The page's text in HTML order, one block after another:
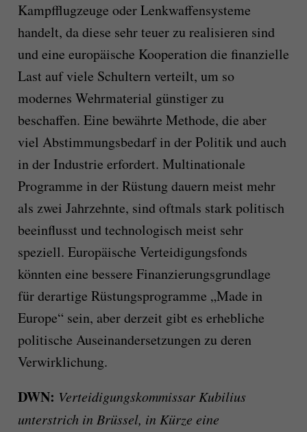
Kampfflugzeuge oder Lenkwaffensysteme
handelt, da diese sehr teuer zu realisieren sind
und eine europäische Kooperation die finanzielle
Last auf viele Schultern verteilt, um so
modernes Wehrmaterial günstiger zu
beschaffen. Eine bewährte Methode, die aber
viel Abstimmungsbedarf in der Politik und auch
in der Industrie erfordert. Multinationale
Programme in der Rüstung dauern meist mehr
als zwei Jahrzehnte, sind oftmals stark politisch
beeinflusst und technologisch meist sehr
speziell. Europäische Verteidigungsfonds
könnten eine bessere Finanzierungsgrundlage
für derartige Rüstungsprogramme „Made in
Europe“ sein, aber derzeit gibt es erhebliche
politische Auseinandersetzungen zu deren
Verwirklichung.
DWN: Verteidigungskommissar Kubilius
unterstrich in Brüssel, in Kürze eine